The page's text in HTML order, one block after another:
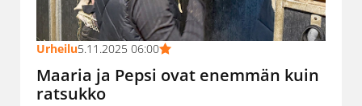
Urheilu5.11.2025 06:00
Maaria ja Pepsi ovat enemmän kuin
ratsukko